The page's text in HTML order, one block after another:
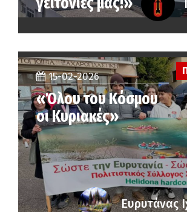
15-02-2026
«Όλου του Κόσμου
οι Κυριακές»
Ευρυτάνας